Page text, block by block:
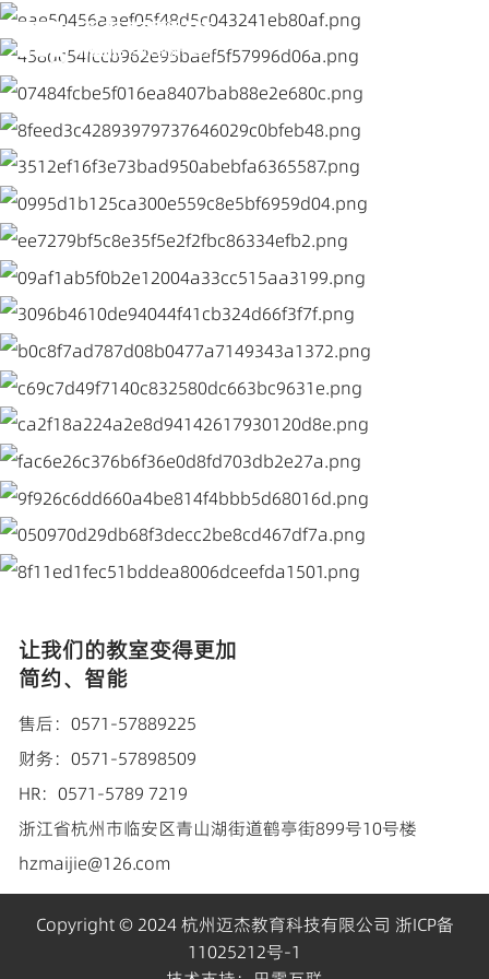
让我们的教室变得更加
简约、智能
售后：0571-57889225
财务：0571-57898509
HR：0571-5789 7219
浙江省杭州市临安区青山湖街道鹤亭街899号10号楼
hzmaijie@126.com
Copyright © 2024 杭州迈杰教育科技有限公司 浙ICP备
11025212号-1